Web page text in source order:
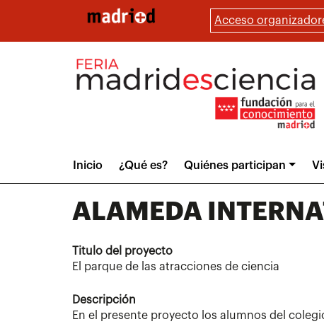
Acceso
Main
menuInicio ¿Qué es? Quiénes participan
ALAMEDA
Titulo del proyecto
El parque de las atracciones de ciencia
Descripción
En el presente proyecto los alumnos del